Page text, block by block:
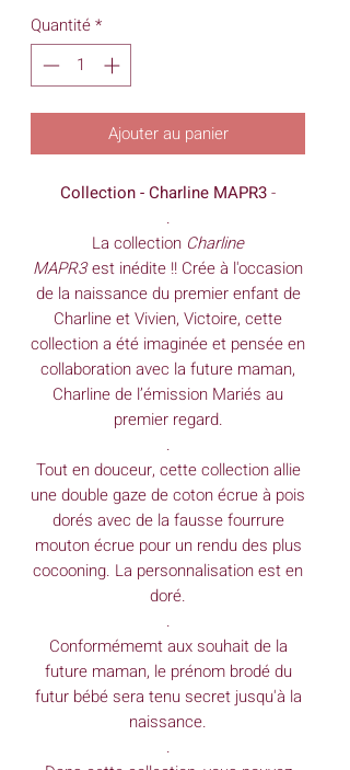
Quantité*
Ajouter au panier
Collection - Charline MAPR3-
.
La collection Charline
MAPR3est inédite !! Crée à l'occasion
de la naissance du premier enfant de
Charline et Vivien, Victoire, cette
collection a été imaginée et pensée en
collaboration avec la future maman,
Charline de l’émission Mariés au
premier regard.
.
Tout en douceur, cette collection allie
une double gaze de coton écrue à pois
dorés avec de la fausse fourrure
mouton écrue pour un rendu des plus
cocooning. La personnalisation est en
doré.
.
Conformémemt aux souhait de la
future maman, le prénom brodé du
futur bébé sera tenu secret jusqu'à la
naissance.
.